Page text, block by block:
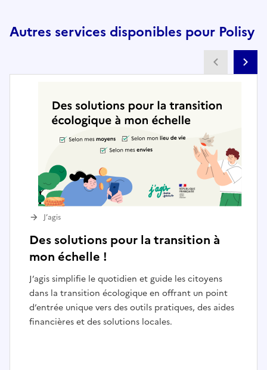
Autres services disponibles pour Polisy
Des solutions pour la transition à
mon échelle !
J’agis simplifie le quotidien et guide les citoyens
dans la transition écologique en offrant un point
d’entrée unique vers des outils pratiques, des aides
financières et des solutions locales.
J’agis